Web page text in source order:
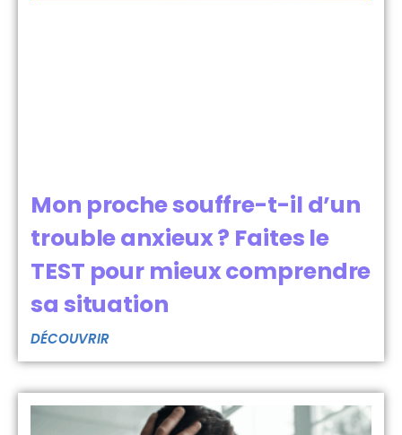
Mon proche souffre-t-il d’un
trouble anxieux ? Faites le
TEST pour mieux comprendre
sa situation
DÉCOUVRIR